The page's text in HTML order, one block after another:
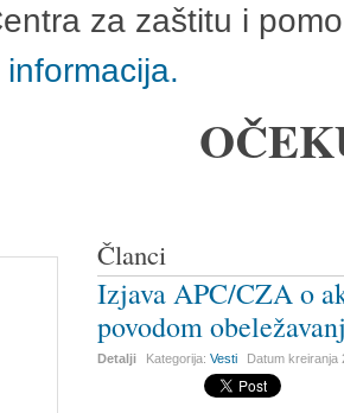
za zaštitu i
Članci
Izjava APC/CZA o
povodom
Detalji Kategorija:Vesti Datum kreiranja